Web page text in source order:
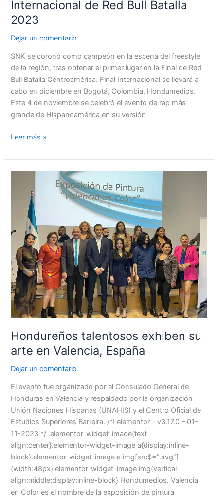
Internacional de Red Bull Batalla
2023
Dejar un comentario
SNK se coronó como campeón en la escena del freestyle
de la región, tras obtener el primer lugar en la Final de Red
Bull Batalla Centroamérica. Final Internacional se llevará a
cabo en diciembre en Bogotá, Colombia. Hondumedios.
Este 4 de noviembre se celebró el evento de rap más
grande de Hispanoamérica en su versión
Leer más »
Hondureños talentosos exhiben su
arte en Valencia, España
Dejar un comentario
El evento fue organizado por el Consulado General de
Honduras en Valencia y respaldado por la organización
Unión Naciones Hispanas (UNAHIS) y el Centro Oficial de
Estudios Superiores Barreira. /*! elementor – v3.17.0 – 01-
11-2023 */ .elementor-widget-image{text-
align:center}.elementor-widget-image a{display:inline-
block}.elementor-widget-image a img[src$=”.svg”]
{width:48px}.elementor-widget-image img{vertical-
align:middle;display:inline-block} Hondumedios. Valencia
en Color es el nombre de la exposición de pintura
exhiben
en
Valencia,
España